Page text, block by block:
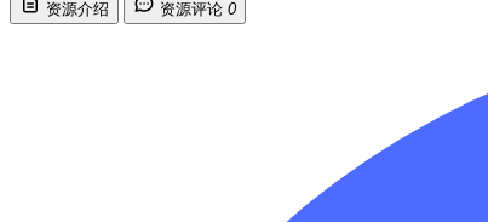
资源介绍 资源评论 0